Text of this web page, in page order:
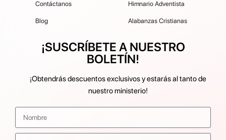
Contáctanos
Blog
Himnario Adventista
Alabanzas Cristianas
¡SUSCRÍBETE A NUESTRO
BOLETÍN!
¡Obtendrás descuentos exclusivos y estarás al tanto de
nuestro ministerio!